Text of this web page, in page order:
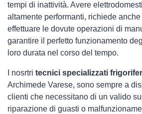
tempi di inattività. Avere
altamente performanti, richiede
effettuare le dovute operazioni di
garantire il perfetto funzionamento
loro durata nel corso del tempo.
I nosrtri tecnici specializzati
Archimede Varese, sono sempre a
clienti che necessitano di un valido
riparazione di guasti o